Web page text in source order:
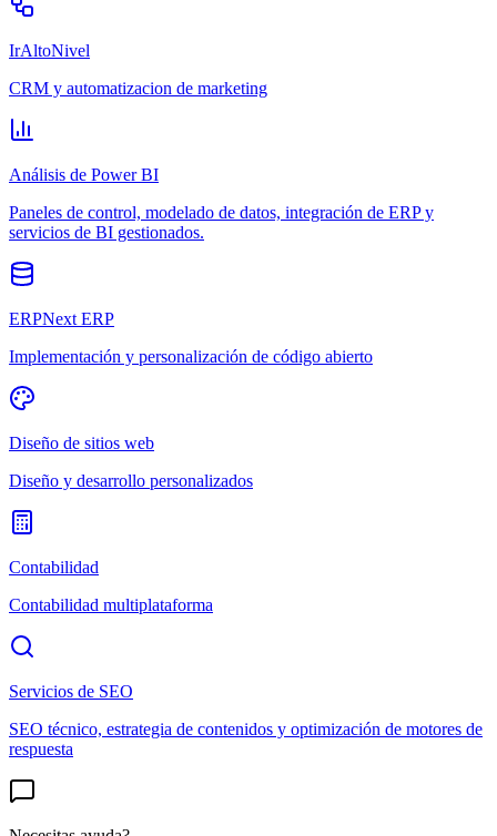
IrAltoNivel
CRM y automatizacion de marketing
Análisis de Power BI
Paneles de control, modelado de datos, integración de ERP y
servicios de BI gestionados.
ERPNext ERP
Implementación y personalización de código abierto
Diseño de sitios web
Diseño y desarrollo personalizados
Contabilidad
Contabilidad multiplataforma
Servicios de SEO
SEO técnico, estrategia de contenidos y optimización de motores de
respuesta